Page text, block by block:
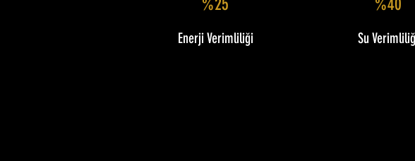
%25
Enerji Verimliliği
%40
Su